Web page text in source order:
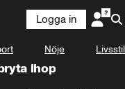
Logga in
Nöje Livsstil
ihop